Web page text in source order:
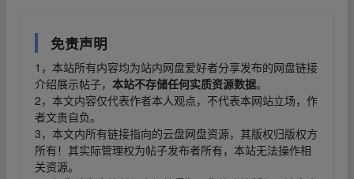
免责声明
1，本站所有内容均为站内网盘爱好者分享发布的网盘链接
介绍展示帖子， 本站不存储任何实质资源数据。
2，本文内容仅代表作者本人观点，不代表本网站立场，作
者文责自负。
3，本文内所有链接指向的云盘网盘资源，其版权归版权方
所有！其实际管理权为帖子发布者所有，本站无法操作相
关资源。